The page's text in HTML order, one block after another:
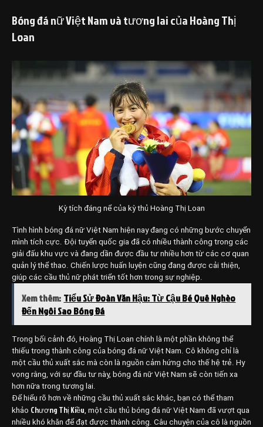
Bóng đá nữ Việt Nam và tương lai của Hoàng Thị
Loan
Kỳ tích đáng nể của kỳ thủ Hoàng Thị Loan
Tình hình bóng đá nữ Việt Nam hiện nay đang có những bước chuyển
mình tích cực. Đội tuyển quốc gia đã có nhiều thành công trong các
giải đấu khu vực và đang dần được đầu tư nhiều hơn từ các cơ quan
quản lý thể thao. Chiến lược huấn luyện cũng đang được cải thiện,
giúp các cầu thủ nữ phát triển tốt hơn trong sự nghiệp.
Xem thêm: Tiểu Sử Đoàn Văn Hậu: Từ Cậu Bé Quê Nghèo
Đến Ngôi Sao Bóng Đá
Trong bối cảnh đó, Hoàng Thị Loan chính là một phần không thể
thiếu trong thành công của bóng đá nữ Việt Nam. Cô không chỉ là
một cầu thủ xuất sắc mà còn là nguồn cảm hứng cho thế hệ trẻ. Hy
vọng rằng, với sự đầu tư này, bóng đá nữ Việt Nam sẽ còn tiến xa
hơn nữa trong tương lai.
Để hiểu rõ hơn về những cầu thủ xuất sắc khác, bạn có thể tham
khảo Chương Thị Kiều , một cầu thủ bóng đá nữ Việt Nam đã vượt qua
nhiều khó khăn để đạt được thành công. Câu chuyện của cô là nguồn